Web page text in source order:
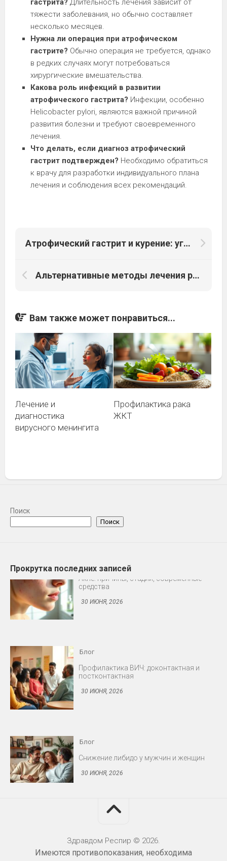
гастрита? Длительность лечения зависит от
тяжести заболевания, но обычно составляет
несколько месяцев.
Нужна ли операция при атрофическом
гастрите? Обычно операция не требуется, однако
в редких случаях могут потребоваться
хирургические вмешательства.
Какова роль инфекций в развитии
атрофического гастрита? Инфекции, особенно
Helicobacter pylori, являются важной причиной
развития болезни и требуют своевременного
лечения.
Что делать, если диагноз атрофический
гастрит подтвержден? Необходимо обратиться
к врачу для разработки индивидуального плана
лечения и соблюдения всех рекомендаций.
Атрофический гастрит и курение: угроза для здоровья
Альтернативные методы лечения рака: научный взгляд на эффективность
Вам также может понравиться...
Лечение и
диагностика
вирусного менингита
Профилактика рака
ЖКТ
Поиск
Поиск
Прокрутка последних записей
Блог
Блог
30 ИЮНЯ, 2026
Здравдом Респир © 2026.
Имеются противопоказания, необходима